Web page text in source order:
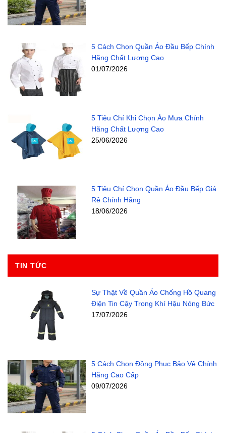
5 Cách Chọn Quần Áo Đầu Bếp Chính
Hãng Chất Lượng Cao
01/07/2026
5 Tiêu Chí Khi Chọn Áo Mưa Chính
Hãng Chất Lượng Cao
25/06/2026
5 Tiêu Chí Chọn Quần Áo Đầu Bếp Giá
Rẻ Chính Hãng
18/06/2026
TIN TỨC
Sự Thật Về Quần Áo Chống Hồ Quang
Điện Tin Cậy Trong Khí Hậu Nóng Bức
17/07/2026
5 Cách Chọn Đồng Phục Bảo Vệ Chính
Hãng Cao Cấp
09/07/2026